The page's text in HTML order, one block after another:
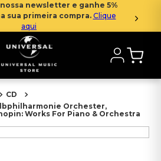
newsletter e ganhe 5%
sua primeira compra. Clique
aqui
CD
Orchester,
Works For Piano & Orchestra